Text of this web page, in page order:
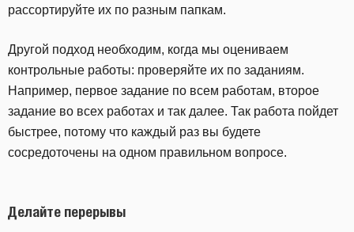
рассортируйте их по разным папкам.
Другой подход необходим, когда мы оцениваем
контрольные работы: проверяйте их по заданиям.
Например, первое задание по всем работам, второе
задание во всех работах и так далее. Так работа пойдет
быстрее, потому что каждый раз вы будете
сосредоточены на одном правильном вопросе.
Делайте перерывы